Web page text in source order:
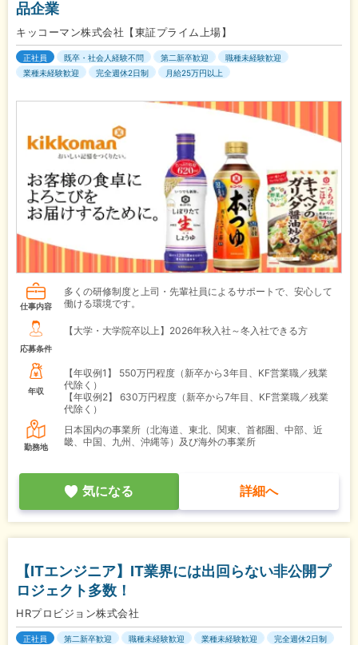
品企業
キッコーマン株式会社【東証プライム上場】
正社員 既卒・社会人経験不問 第二新卒歓迎
職種未経験歓迎
業種未経験歓迎
完全週休2日制 月給25万円以上
仕事内容
多くの研修制度と上司・先輩社員によるサポートで、安心して
働ける環境です。
応募条件
【大学・大学院卒以上】2026年秋入社～冬入社できる方
年収
【年収例1】
550万円程度（新卒から3年目、KF営業職／残業
代除く）
【年収例2】
630万円程度（新卒から7年目、KF営業職／残業
代除く）
勤務地
日本国内の事業所（北海道、東北、関東、首都圏、中部、近
畿、中国、九州、沖縄等）及び海外の事業所
気になる 詳細へ
【ITエンジニア】IT業界には出回らない非公開プ
ロジェクト多数！
HRプロビジョン株式会社
正社員 第二新卒歓迎 職種未経験歓迎 業種未経験歓迎
完全週休2日制